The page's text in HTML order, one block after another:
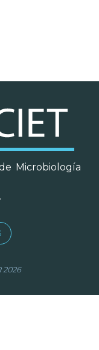
Microbiología
2026